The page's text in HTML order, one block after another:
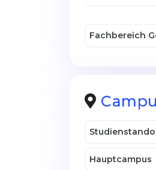
Fachbereich
Hauptcampus